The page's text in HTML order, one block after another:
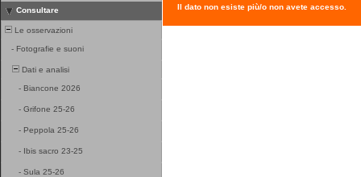
Consultare
Le osservazioni
- Fotografie e suoni
Dati e analisi
- Biancone 2026
- Grifone 25-26
- Peppola 25-26
- Ibis sacro 23-25
- Sula 25-26
Il dato non esiste più/o non avete accesso.